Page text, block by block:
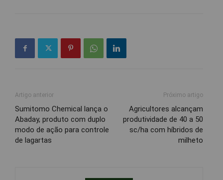
Artigo anterior
Sumitomo Chemical lança o
Abaday, produto com duplo
modo de ação para controle
de lagartas
Próximo artigo
Agricultores alcançam
produtividade de 40 a 50
sc/ha com híbridos de
milheto